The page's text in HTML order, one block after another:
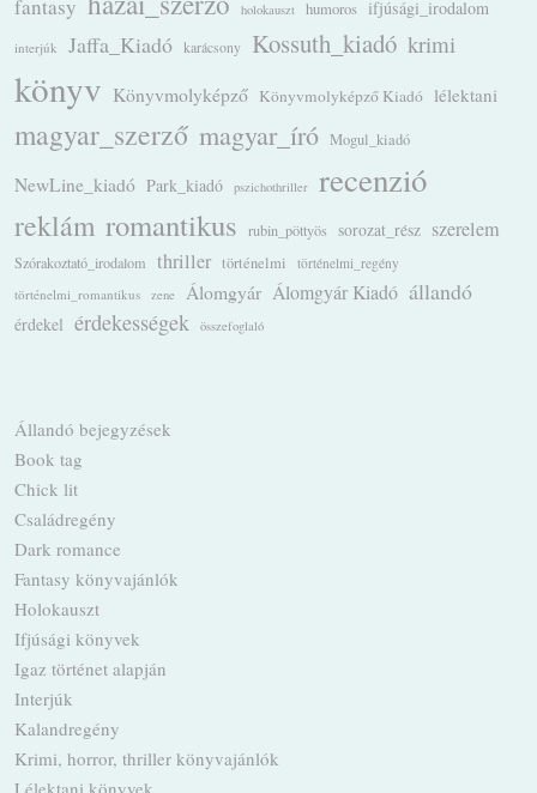
fantasy holokauszt humoros ifjúsági_irodalom
interjúk Jaffa_Kiadó karácsony Kossuth_kiadó krimi
könyv Könyvmolyképző Könyvmolyképző Kiadó lélektani
magyar_szerző magyar_író Mogul_kiadó
NewLine_kiadó Park_kiadó pszichothriller recenzió
reklám romantikus rubin_pöttyös sorozat_rész szerelem
Szórakoztató_irodalom thriller történelmi
történelmi_regény
történelmi_romantikus
zene Álomgyár Álomgyár Kiadó állandó
érdekel érdekességek összefoglaló
Állandó bejegyzések
Book tag
Chick lit
Családregény
Dark romance
Fantasy könyvajánlók
Holokauszt
Ifjúsági könyvek
Igaz történet alapján
Interjúk
Kalandregény
Krimi, horror, thriller könyvajánlók